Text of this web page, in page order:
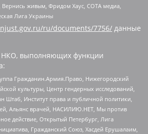
Вернись живым, Фридом Хаус, СОТА медиа,
Лига Украины
ru/documents/7756/ данные
НКО, выполняющих функции
Гражданин.Армия.Право, Нижегородский
культуры, Центр гендерных исследований,
Штаб, Институт права и публичной политики,
Альянс врачей, НАСИЛИЮ.НЕТ, Мы против
действие, Открытый Петербург, Лига
Гражданский Союз, Хасдей Ерушалаим,